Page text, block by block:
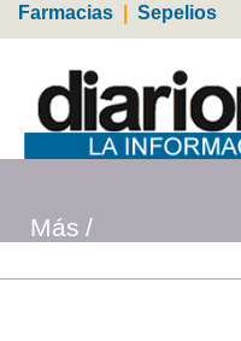
Farmacias Sepelios
Más